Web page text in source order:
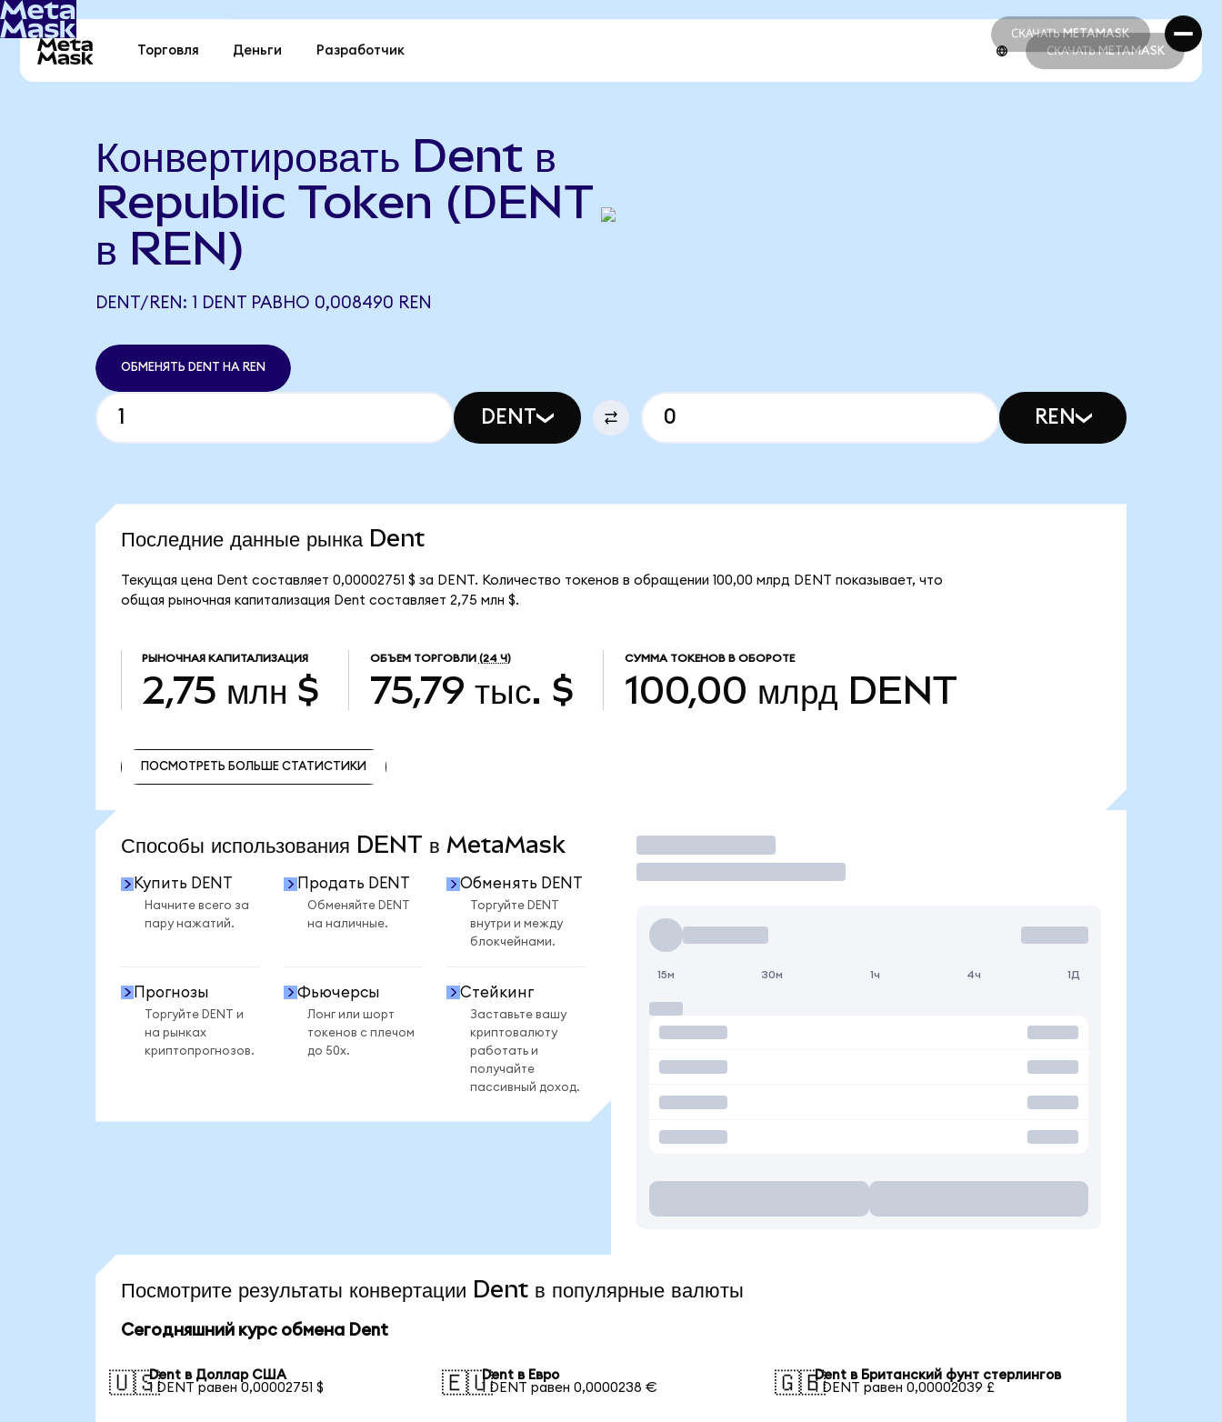
СКАЧАТЬ METAMASK
СКАЧАТЬ METAMASK
Торговля Деньги Разработчик СКАЧАТЬ METAMASK
Конвертировать Dent в
Republic Token (DENT
в REN)
DENT/REN: 1 DENT РАВНО 0,008490 REN
ОБМЕНЯТЬ DENT НА REN
DENT REN
Последние данные рынка Dent
Текущая цена Dent составляет 0,00002751 $ за DENT. Количество токенов в обращении 100,00 млрд DENT показывает, что
общая рыночная капитализация Dent составляет 2,75 млн $.
РЫНОЧНАЯ КАПИТАЛИЗАЦИЯ
2,75 млн $
ОБЪЕМ ТОРГОВЛИ (24 Ч)
75,79 тыс. $
СУММА ТОКЕНОВ В ОБОРОТЕ
100,00 млрд DENT
ПОСМОТРЕТЬ БОЛЬШЕ СТАТИСТИКИ
Способы использования DENT в MetaMask
Купить DENT
Начните всего за
пару нажатий.
Продать DENT
Обменяйте DENT
на наличные.
Обменять DENT
Торгуйте DENT
внутри и между
блокчейнами.
Прогнозы
Торгуйте DENT и
на рынках
криптопрогнозов.
Фьючерсы
Лонг или шорт
токенов с плечом
до 50x.
Стейкинг
Заставьте вашу
криптовалюту
работать и
получайте
пассивный доход.
Торговать
15м 30м 1ч 4ч 1Д
Посмотрите результаты конвертации Dent в популярные валюты
Сегодняшний курс обмена Dent
🇺🇸Dent в Доллар США
1 DENT равен 0,00002751 $
🇪🇺Dent в Евро
1 DENT равен 0,0000238 €
🇬🇧Dent в Британский фунт стерлингов
1 DENT равен 0,00002039 £